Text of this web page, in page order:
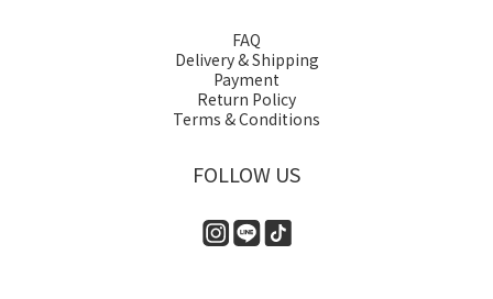
FAQ
Delivery & Shipping
Payment
Return Policy
Terms & Conditions
FOLLOW US